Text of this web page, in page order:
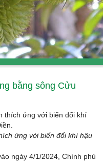
bằng sông Cửu
ứng với biến đổi khí hậu
ngày 4/1/2024, Chính phủ